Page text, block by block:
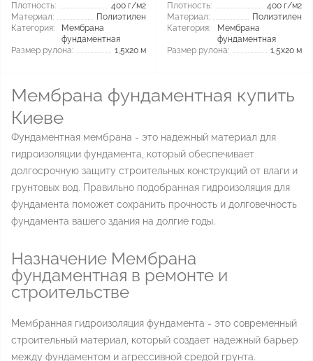
Плотность:
400 г/м2
Материал:
Полиэтилен
Категория:
Мембрана
фундаментная
Размер рулона:
1,5x20 м
Плотность:
400 г/м2
Материал:
Полиэтилен
Категория:
Мембрана
фундаментная
Размер рулона:
1,5x20 м
Мембрана фундаментная купить
Киеве
Фундаментная мембрана - это надежный материал для
гидроизоляции фундамента, который обеспечивает
долгосрочную защиту строительных конструкций от влаги и
грунтовых вод. Правильно подобранная гидроизоляция для
фундамента поможет сохранить прочность и долговечность
фундамента вашего здания на долгие годы.
Назначение Мембрана
фундаментная в ремонте и
строительстве
Мембранная гидроизоляция фундамента - это современный
строительный материал, который создает надежный барьер
между фундаментом и агрессивной средой грунта.